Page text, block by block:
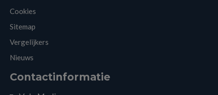
Cookies
Sitemap
Vergelijkers
Nieuws
Contactinformatie